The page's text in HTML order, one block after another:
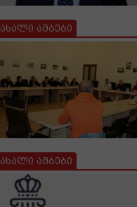
ახალი ამბები
ახალი ამბები